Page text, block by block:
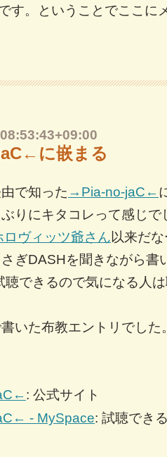
す。ということでここに
に嵌まる
で知った →Pia-no-jaC←
りにキタコレって感じで
ロヴィッツ爺さん以来だ
ぎDASHを聞きながら書
聴できるので気になる人
いた布教エントリでした
: 公式サイト
- MySpace: 試聴でき